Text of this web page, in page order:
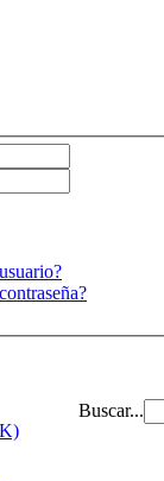
Buscar...